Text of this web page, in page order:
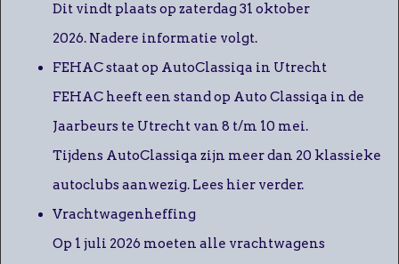
Dit vindt plaats op zaterdag 31 oktober
2026. Nadere informatie volgt.
FEHAC staat op AutoClassiqa in Utrecht
FEHAC heeft een stand op Auto Classiqa in de
Jaarbeurs te Utrecht van 8 t/m 10 mei.
Tijdens AutoClassiqa zijn meer dan 20 klassieke
autoclubs aanwezig. Lees hier verder.
Vrachtwagenheffing
Op 1 juli 2026 moeten alle vrachtwagens